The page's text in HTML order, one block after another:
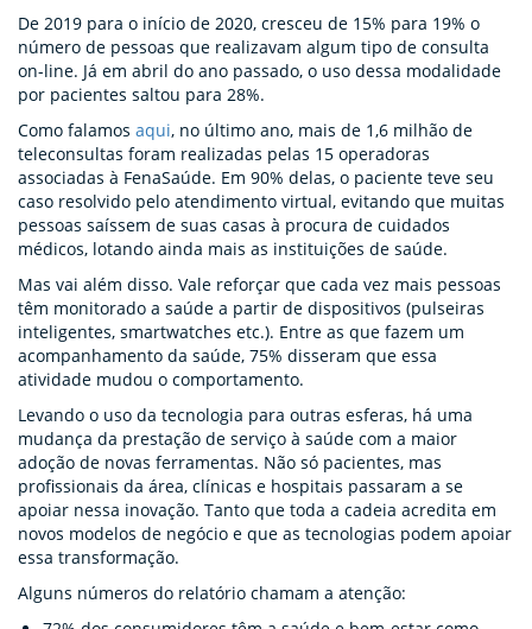
De 2019 para o início de 2020, cresceu de 15% para 19% o
número de pessoas que realizavam algum tipo de consulta
on-line. Já em abril do ano passado, o uso dessa modalidade
por pacientes saltou para 28%.
Como falamos aqui, no último ano, mais de 1,6 milhão de
teleconsultas foram realizadas pelas 15 operadoras
associadas à FenaSaúde. Em 90% delas, o paciente teve seu
caso resolvido pelo atendimento virtual, evitando que muitas
pessoas saíssem de suas casas à procura de cuidados
médicos, lotando ainda mais as instituições de saúde.
Mas vai além disso. Vale reforçar que cada vez mais pessoas
têm monitorado a saúde a partir de dispositivos (pulseiras
inteligentes, smartwatches etc.). Entre as que fazem um
acompanhamento da saúde, 75% disseram que essa
atividade mudou o comportamento.
Levando o uso da tecnologia para outras esferas, há uma
mudança da prestação de serviço à saúde com a maior
adoção de novas ferramentas. Não só pacientes, mas
profissionais da área, clínicas e hospitais passaram a se
apoiar nessa inovação. Tanto que toda a cadeia acredita em
novos modelos de negócio e que as tecnologias podem apoiar
essa transformação.
Alguns números do relatório chamam a atenção: